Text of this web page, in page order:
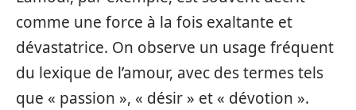
comme une force à la fois exaltante et
dévastatrice. On observe un usage fréquent
du lexique de l’amour, avec des termes tels
que « passion », « désir » et « dévotion ».